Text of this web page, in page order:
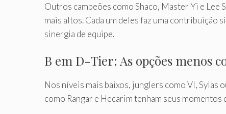
Outros campeões como Shaco, Master Yi e
mais altos. Cada um deles faz uma contribuição
sinergia de equipe.
B em D-Tier: As opções menos
Nos níveis mais baixos, junglers como VI, Sylas
como Rangar e Hecarim tenham seus